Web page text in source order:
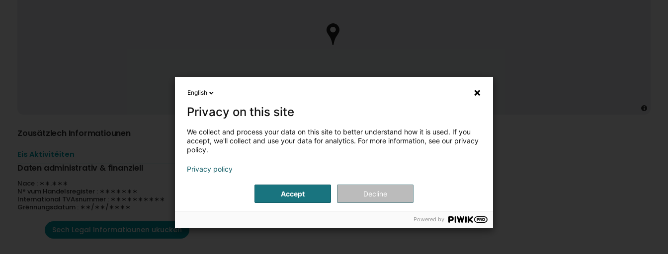
Zousätzlech Informatiounen
Eis Aktivitéiten
Daten administrativ & finanziell
Nace : ∗∗.∗∗∗
N° vum Handelsregister : ∗∗∗∗∗∗∗
International TVAsnummer : ∗∗∗∗∗∗∗∗∗∗
Grënnungsdatum : ∗∗/∗∗/∗∗∗∗
Sech Legal Informatiounen ukucken
English
Privacy on this site
We collect and process your data on this site to better understand how it is used. If you
accept, we'll collect and use your data for analytics. For more information, see our privacy
policy.
Privacy policy
Accept Decline
Powered by